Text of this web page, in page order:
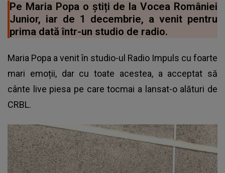
Pe Maria Popa o știți de la Vocea României
Junior, iar de 1 decembrie, a venit pentru
prima dată într-un studio de radio.
Maria Popa a venit în studio-ul Radio Impuls cu foarte
mari emoții, dar cu toate acestea, a acceptat să
cânte live piesa pe care tocmai a lansat-o alături de
CRBL.